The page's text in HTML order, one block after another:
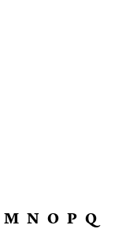
M N O P Q